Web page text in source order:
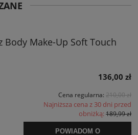
Make-Up Soft Touch
136,00 zł
Cena regularna: 210,00 zł
Najniższa cena z 30 dni przed
obniżką:189,99 zł
POWIADOM O